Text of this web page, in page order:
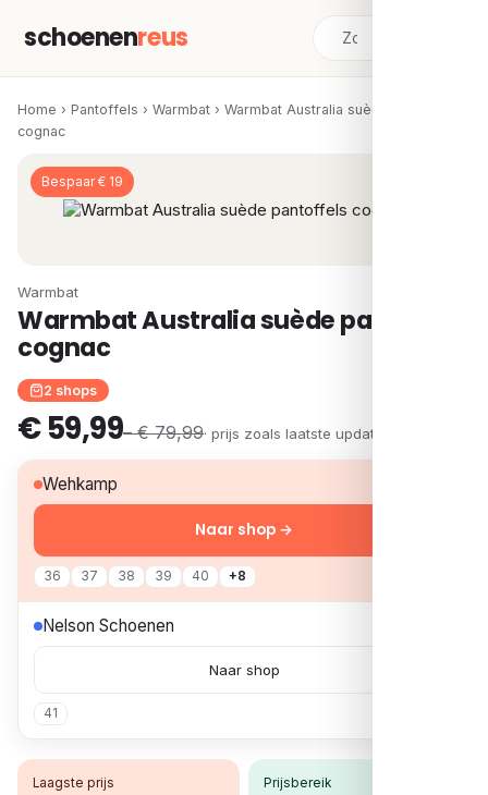
schoenenreus
Home › Pantoffels › Warmbat › Warmbat Australia suède pantoffels
cognac
Bespaar € 19
Warmbat
Warmbat Australia suède pantoffels
cognac
2 shops
€ 59,99– € 79,99· prijs zoals laatste update
Wehkamp
36 37 38 39 40 +8
Naar shop →
Nelson Schoenen
41
Naar shop
Laagste prijs Prijsbereik